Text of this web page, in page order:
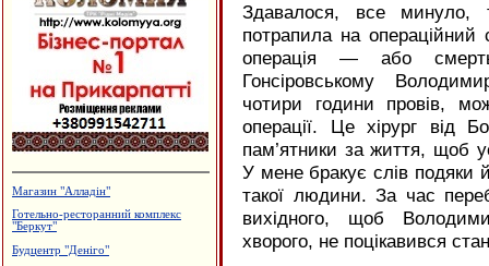
Магазин "Алладін"
Готельно-ресторанний комплекс
"Беркут"
Будцентр "Деніго"
Здавалося, все минуло,
потрапила на
операція — або
Гонсіровському
чотири години провів,
операції. Це хірург від
пам’ятники за життя, щоб
У мене бракує слів подяки
такої людини. За час
вихідного, щоб
хворого, не поцікавився